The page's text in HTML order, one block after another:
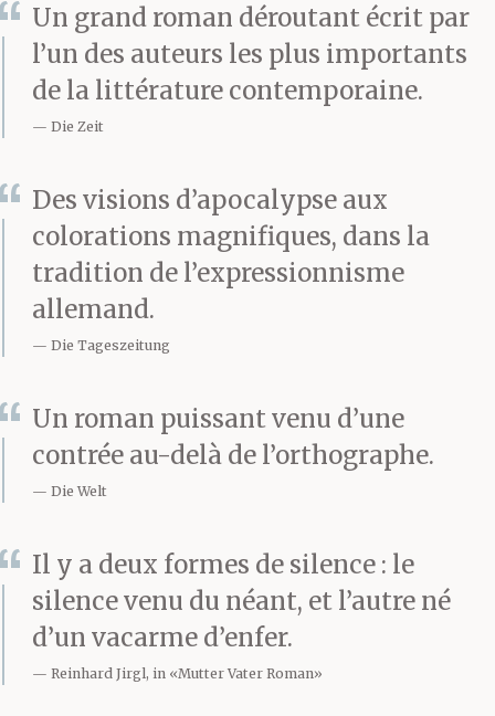
maintenant avec
l’arrosoir sur ta tombe
– goulûment avalée par
la terre poussiéreuse,
comme si, en allée de ta
vie, tu avais rejoint les
plantes dans la
poussière. Et que
désormais tu
appartiens à la terre.
(Repose en paix.)*
Un grand roman déroutant écrit par
l’un des auteurs les plus importants
de la littérature contemporaine.
Die Zeit
Des visions d’apocalypse aux
colorations magnifiques, dans la
tradition de l’expressionnisme
allemand.
Die Tageszeitung
Un roman puissant venu d’une
contrée au-delà de l’orthographe.
Die Welt
Il y a deux formes de silence : le
silence venu du néant, et l’autre né
d’un vacarme d’enfer.
Reinhard Jirgl, in «Mutter Vater Roman»